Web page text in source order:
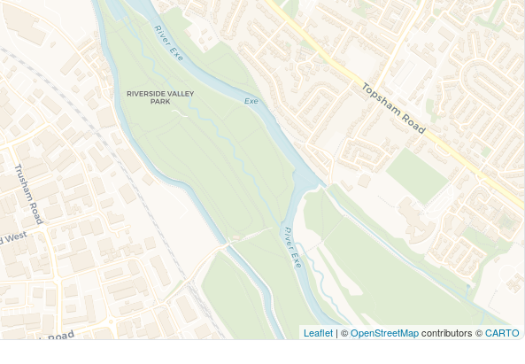
Leaflet | ©OpenStreetMapcontributors ©CARTO